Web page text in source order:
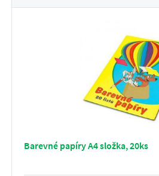
Barevné papíry A4 složka, 20ks